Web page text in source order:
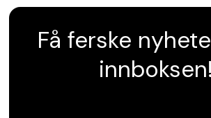
Få ferske
innboksen!